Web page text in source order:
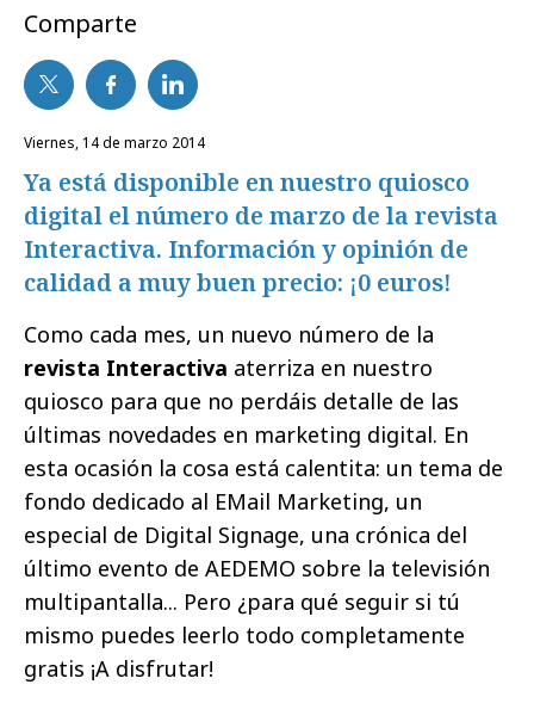
Comparte
viernes, 14 de marzo 2014
Ya está disponible en nuestro quiosco
digital el número de marzo de la revista
Interactiva. Información y opinión de
calidad a muy buen precio: ¡0 euros!
Como cada mes, un nuevo número de la
revista Interactiva aterriza en nuestro
quiosco para que no perdáis detalle de las
últimas novedades en marketing digital. En
esta ocasión la cosa está calentita: un tema de
fondo dedicado al EMail Marketing, un
especial de Digital Signage, una crónica del
último evento de AEDEMO sobre la televisión
multipantalla... Pero ¿para qué seguir si tú
mismo puedes leerlo todo completamente
gratis ¡A disfrutar!